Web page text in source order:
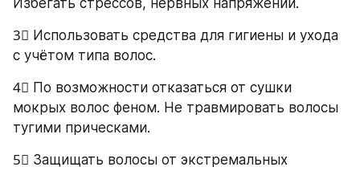
Избегать стрессов, нервных напряжений.
3⃣ Использовать средства для гигиены и ухода
с учётом типа волос.
4⃣ По возможности отказаться от сушки
мокрых волос феном. Не травмировать волосы
тугими прическами.
5⃣ Защищать волосы от экстремальных